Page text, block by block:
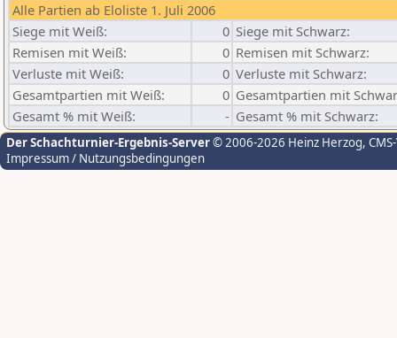
Alle Partien ab Eloliste 1. Juli 2006
Siege mit Weiß:
0 Siege mit Schwarz:
Remisen mit Weiß:
0 Remisen mit Schwarz:
Verluste mit Weiß:
0 Verluste mit Schwarz:
Gesamtpartien mit Weiß:
0 Gesamtpartien mit
Gesamt % mit Weiß:
- Gesamt % mit Schwarz:
Der Schachturnier-Ergebnis-Server© 2006-2026 Heinz Herzog,
Impressum / Nutzungsbedingungen